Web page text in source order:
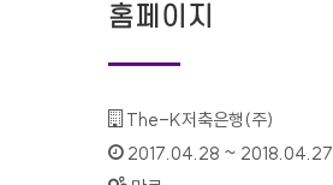
홈페이지
기관명 :
The-K저축은행(주)
인증기간 :
2017.04.28 ~ 2018.04.27